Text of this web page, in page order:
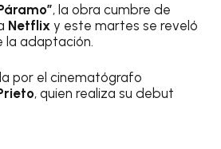
, la obra cumbre de
Netflix y este martes se reveló
la adaptación.
por el cinematógrafo
, quien realiza su debut